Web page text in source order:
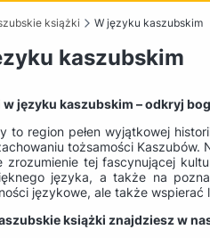
książki W języku kaszubskim
kaszubskim
w języku kaszubskim – odkryj
to region pełen wyjątkowej
tożsamości
zrozumienie tej fascynującej
języka, a także na
językowe, ale także
książki znajdziesz w